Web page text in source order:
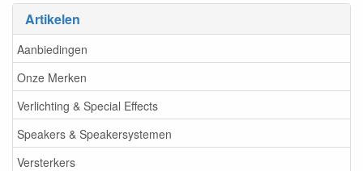
Artikelen
Aanbiedingen
Onze Merken
Verlichting & Special Effects
Speakers & Speakersystemen
Versterkers